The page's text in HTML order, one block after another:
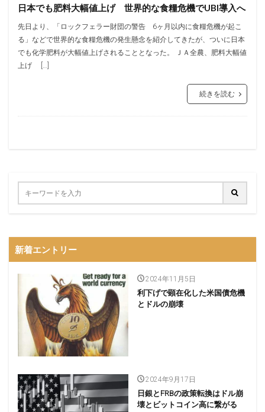
日本でも肥料大幅値上げ 世界的な食糧危機でUBI導入へ
先日より、「ロックフェラー財団の警告 6ヶ月以内に食糧危機が起こ
る」などで世界的な食糧危機の発生懸念を紹介してきたが、ついに日本
でも化学肥料が大幅値上げされることとなった。 ＪＡ全農、肥料大幅値
上げ […]
続きを読む
新着エントリー
2024年11月5日
利下げで顕在化した米国債危機
とドルの崩壊
2024年9月17日
日銀とFRBの政策転換はドル崩
壊とビットコイン高に繋がる